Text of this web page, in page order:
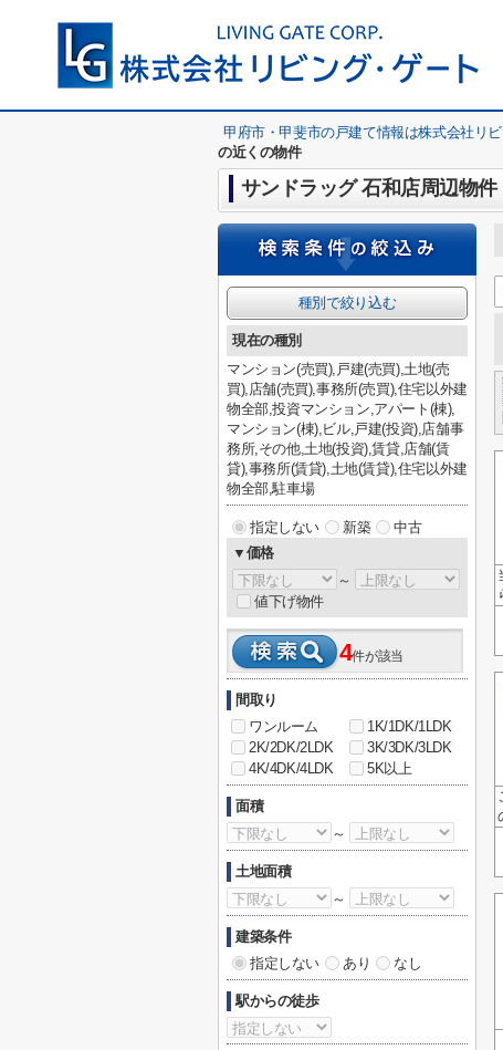
甲府市・甲斐市の戸建て情報は株式会社リ
の近くの物件
サンドラッグ 石和店周辺物件
種別で絞り込む
現在の種別
マンション(売買),戸建(売買),土地(売
買),店舗(売買),事務所(売買),住宅以外建
物全部,投資マンション,アパート(棟),
マンション(棟),ビル,戸建(投資),店舗事
務所,その他,土地(投資),賃貸,店舗(賃
貸),事務所(賃貸),土地(賃貸),住宅以外建
物全部,駐車場
指定しない 新築
中古
▼価格
～
値下げ物件
4件が該当
間取り
ワンルーム
1K/1DK/1LDK
2K/2DK/2LDK
3K/3DK/3LDK
4K/4DK/4LDK
5K以上
面積
～
土地面積
～
建築条件
指定しない
あり なし
駅からの徒歩